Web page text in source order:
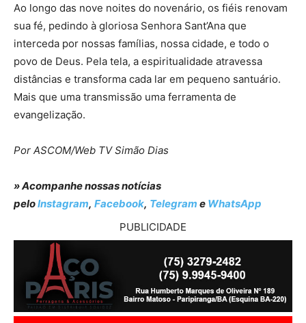
Ao longo das nove noites do novenário, os fiéis renovam
sua fé, pedindo à gloriosa Senhora Sant’Ana que
interceda por nossas famílias, nossa cidade, e todo o
povo de Deus. Pela tela, a espiritualidade atravessa
distâncias e transforma cada lar em pequeno santuário.
Mais que uma transmissão uma ferramenta de
evangelização.
Por ASCOM/Web TV Simão Dias
» Acompanhe nossas notícias
peloInstagram, Facebook, Telegram e WhatsApp
PUBLICIDADE